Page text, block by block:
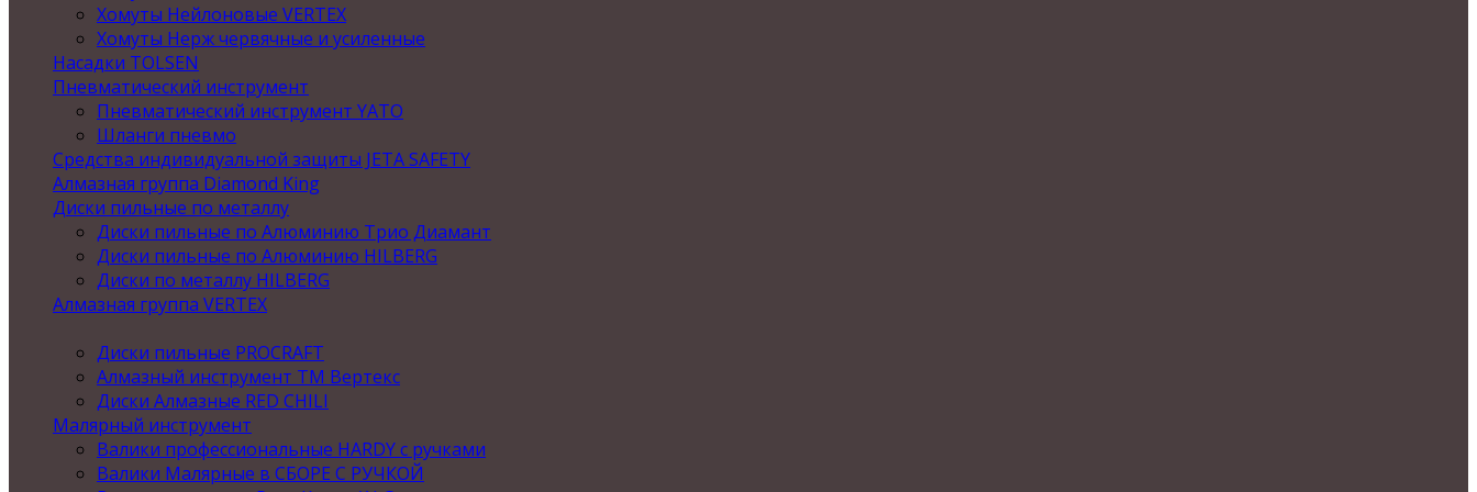
Хомуты Нейлоновые VERTEX
Хомуты Нерж червячные и усиленные
Насадки TOLSEN
Пневматический инструмент
Пневматический инструмент YATO
Шланги пневмо
Средства индивидуальной защиты JETA SAFETY
Алмазная группа Diamond King
Диски пильные по металлу
Диски пильные по Алюминию Трио Диамант
Диски пильные по Алюминию HILBERG
Диски по металлу HILBERG
Алмазная группа VERTEX
Диски пильные PROCRAFT
Алмазный инструмент ТМ Вертекс
Диски Алмазные RED CHILI
Малярный инструмент
Валики профессиональные HARDY с ручками
Валики Малярные в СБОРЕ С РУЧКОЙ